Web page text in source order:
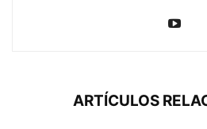
ARTÍCULOS